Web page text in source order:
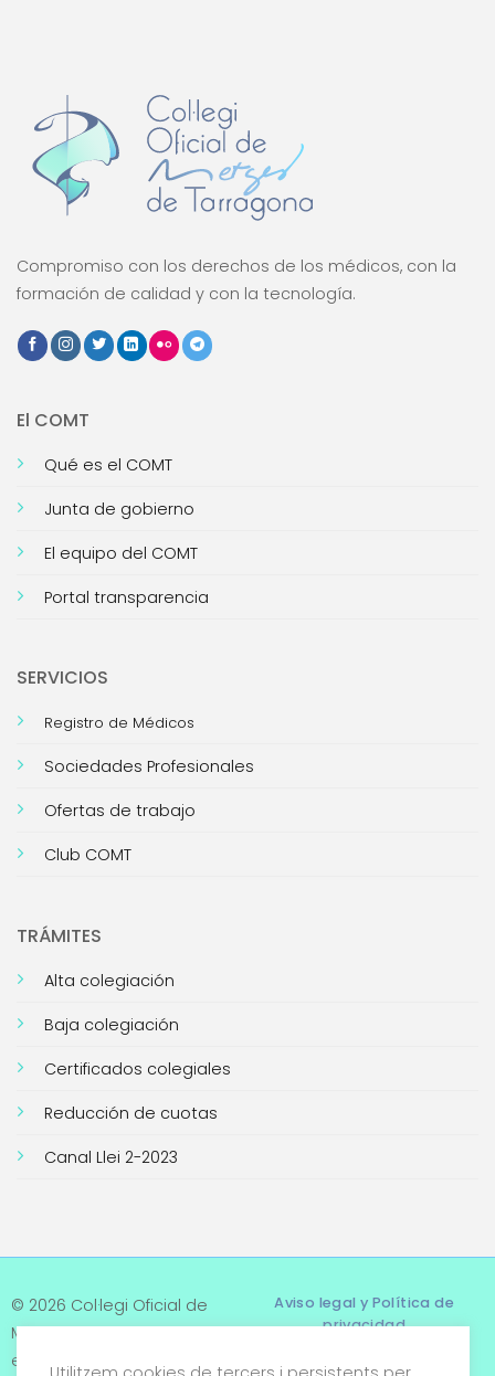
Compromiso con los derechos de los médicos, con la
formación de calidad y con la tecnología.
El COMT
Qué es el COMT
Junta de gobierno
El equipo del COMT
Portal transparencia
SERVICIOS
Registro de Médicos
Sociedades Profesionales
Ofertas de trabajo
Club COMT
TRÁMITES
Alta colegiación
Baja colegiación
Certificados colegiales
Reducción de cuotas
Canal Llei 2-2023
© 2026 Col·legi Oficial de
Metges de Tarragona. Tots
els drets reservats
Aviso legal y Política de
privacidad